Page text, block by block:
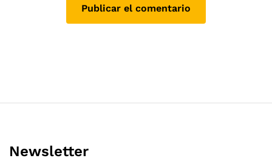
Newsletter